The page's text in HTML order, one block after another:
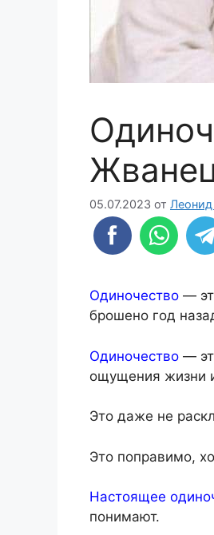
05.07.2023 от
Одиночество —
брошено год
Одиночество —
ощущения жизни
Это даже не
Это поправимо,
Настоящее
понимают.